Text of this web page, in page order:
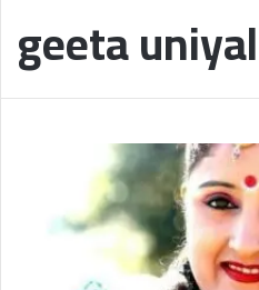
geeta uniyal